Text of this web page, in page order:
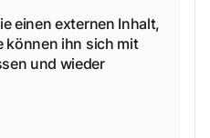
einen externen Inhalt,
können ihn sich mit
und wieder